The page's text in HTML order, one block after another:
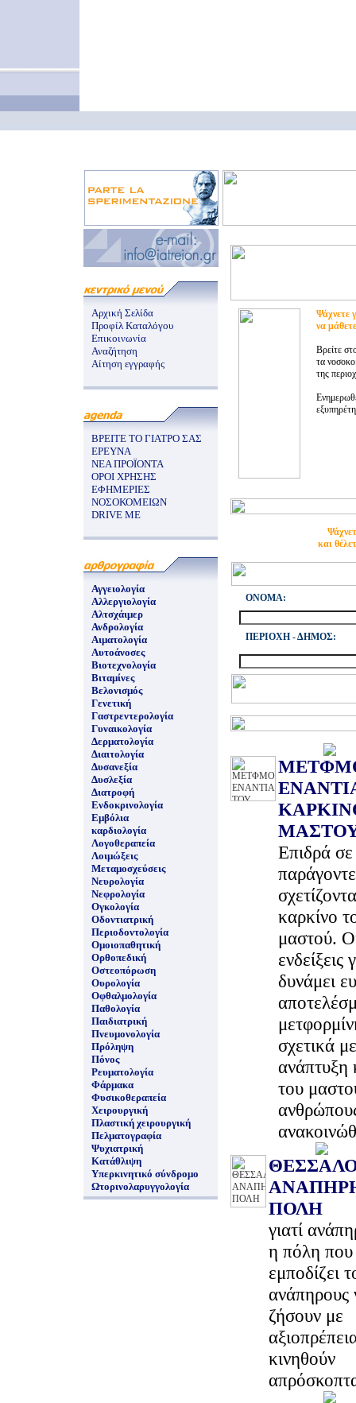
Αρχική Σελίδα
Προφίλ Καταλόγου
Επικοινωνία
Αναζήτηση
Αίτηση εγγραφής
ΒΡΕΙΤΕ ΤΟ ΓΙΑΤΡΟ ΣΑΣ
ΕΡΕΥΝΑ
ΝΕΑ ΠΡΟΪΟΝΤΑ
ΟΡΟΙ ΧΡΗΣΗΣ
ΕΦΗΜΕΡΙΕΣ
ΝΟΣΟΚΟΜΕΙΩΝ
DRIVE ME
Αγγειολογία
Αλλεργιολογία
Αλτσχάιμερ
Ανδρολογία
Αιματολογία
Αυτοάνοσες
Βιοτεχνολογία
Βιταμίνες
Βελονισμός
Γενετική
Γαστρεντερολογία
Γυναικολογία
Δερματολογία
Διαιτολογία
Δυσανεξία
Δυσλεξία
Διατροφή
Ενδοκρινολογία
Εμβόλια
καρδιολογία
Λογοθεραπεία
Λοιμώξεις
Μεταμοσχεύσεις
Νευρολογία
Νεφρολογία
Ογκολογία
Οδοντιατρική
Περιοδοντολογία
Ομοιοπαθητική
Ορθοπεδική
Οστεοπόρωση
Ουρολογία
Οφθαλμολογία
Παθολογία
Παιδιατρική
Πνευμονολογία
Πρόληψη
Πόνος
Ρευματολογία
Φάρμακα
Φυσικοθεραπεία
Χειρουργική
Πλαστική χειρουργική
Πελματογραφία
Ψυχιατρική
Κατάθλιψη
Υπερκινητικό σύνδρομο
Ωτορινολαρυγγολογία
Ψάχνετε
να
Βρείτε
τα
της
και
ONOMA:
ΠΕΡΙΟΧΗ - ΔΗΜΟΣ:
Επιδρά σε
καρκίνο
μαστού.
ενδείξεις
δυνάμει
σχετικά
ανάπτυξη
του
ΠΟΛΗ
γιατί
η πόλη που
εμποδίζει
ανάπηρους
ζήσουν με
κινηθούν